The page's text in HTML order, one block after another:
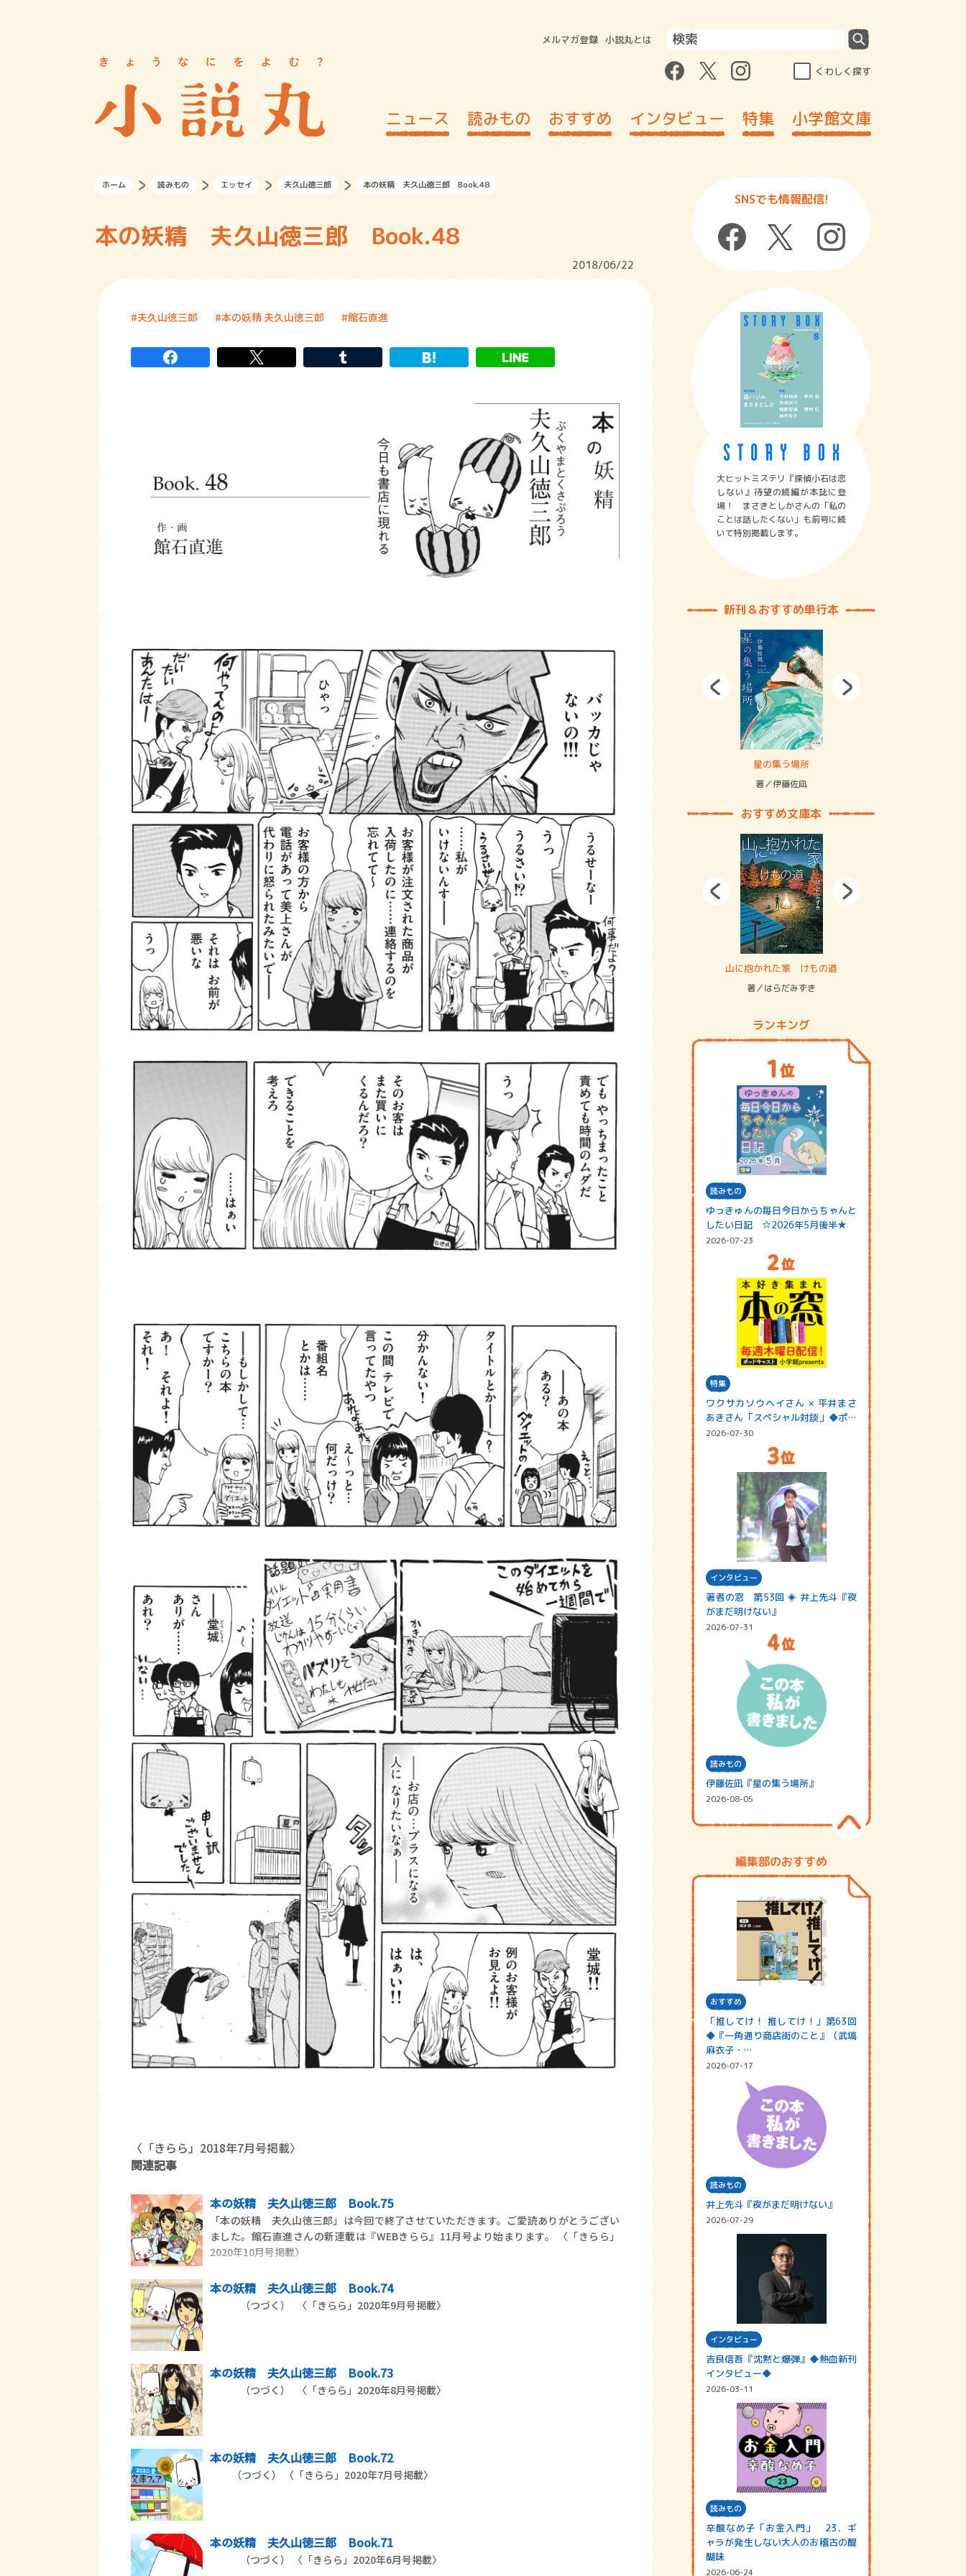
メルマガ登録 小説丸とは
くわしく探す
ニュース 読みもの おすすめ インタビュー 特集 小学館文庫
ホーム 読みもの エッセイ 夫久山徳三郎 本の妖精 夫久山徳三郎 Book.48
本の妖精 夫久山徳三郎 Book.48
2018/06/22
夫久山徳三郎 本の妖精 夫久山徳三郎 館石直進
〈「きらら」2018年7月号掲載〉
関連記事
本の妖精 夫久山徳三郎 Book.75
「本の妖精 夫久山徳三郎」は今回で終了させていただきます。ご愛読ありがとうござい
ました。館石直進さんの新連載は『WEBきらら』11月号より始まります。 〈「きらら」
2020年10月号掲載〉
本の妖精 夫久山徳三郎 Book.74
（つづく） 〈「きらら」2020年9月号掲載〉
本の妖精 夫久山徳三郎 Book.73
（つづく） 〈「きらら」2020年8月号掲載〉
本の妖精 夫久山徳三郎 Book.72
（つづく） 〈「きらら」2020年7月号掲載〉
本の妖精 夫久山徳三郎 Book.71
（つづく） 〈「きらら」2020年6月号掲載〉
SNSでも情報配信!
大ヒットミステリ『探偵小石は恋
しない』待望の続編が本誌に登
場！ まさきとしかさんの「私の
ことは話したくない」も前号に続
いて特別掲載します。
新刊＆おすすめ単行本
賞金稼ぎスリーサム！ 二重拘束の… 星の集う場所
著／伊藤佐凪
おすすめ文庫本
ロボット・イン・ザ・システム
著／デボラ・イン…
山に抱かれた家 けもの道
著／はらだみずき
ランキング
読みもの
ゆっきゅんの毎日今日からちゃんと
したい日記 ☆2026年5月後半★
2026-07-23
特集
ワクサカソウヘイさん × 平井まさ
あきさん「スペシャル対談」◆ポッ
ドキャスト…
2026-07-30
インタビュー
著者の窓 第53回 ◈ 井上先斗『夜
がまだ明けない』
2026-07-31
読みもの
伊藤佐凪『星の集う場所』
2026-08-05
編集部のおすすめ
おすすめ
「推してけ！ 推してけ！」第63回
◆『一角通り商店街のこと』（武塙
麻衣子・…
2026-07-17
読みもの
井上先斗『夜がまだ明けない』
2026-07-29
インタビュー
吉良信吾『沈黙と爆弾』◆熱血新刊
インタビュー◆
2026-03-11
読みもの
辛酸なめ子「お金入門」 23．ギ
ャラが発生しない大人のお稽古の醍
醐味
2026-06-24